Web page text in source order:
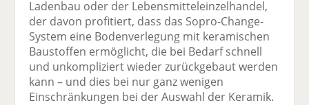
Ladenbau oder der Lebensmitteleinzelhandel,
der davon profitiert, dass das Sopro-Change-
System eine Bodenverlegung mit keramischen
Baustoffen ermöglicht, die bei Bedarf schnell
und unkompliziert wieder zurückgebaut werden
kann – und dies bei nur ganz wenigen
Einschränkungen bei der Auswahl der Keramik.